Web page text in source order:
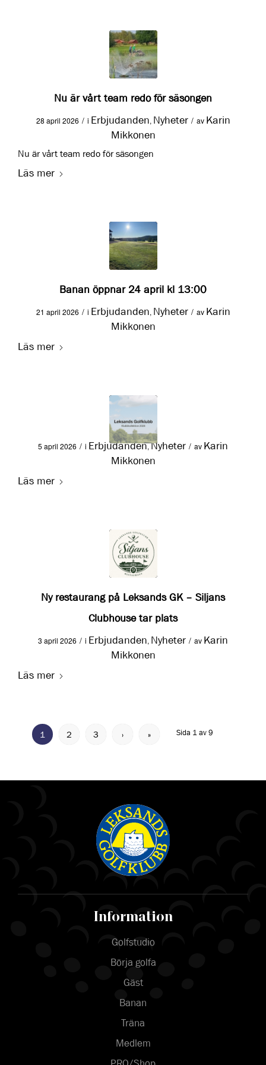
Nu är vårt team redo för säsongen
28 april 2026 / i Erbjudanden, Nyheter / av Karin
Mikkonen
Nu är vårt team redo för säsongen
Läs mer
Banan öppnar 24 april kl 13:00
21 april 2026 / i Erbjudanden, Nyheter / av Karin
Mikkonen
Läs mer
5 april 2026 / i Erbjudanden,Nyheter / av Karin
Mikkonen
Läs mer
Ny restaurang på Leksands GK – Siljans
Clubhouse tar plats
3 april 2026 / i Erbjudanden, Nyheter / av Karin
Mikkonen
Läs mer
Sida 1 av 9
1 2 3 › »
Information
Golfstudio
Börja golfa
Gäst
Banan
Träna
Medlem